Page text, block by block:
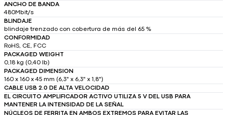
ANCHO DE BANDA
480Mbit/s
BLINDAJE
blindaje trenzado con cobertura de más del 65 %
CONFORMIDAD
RoHS, CE, FCC
PACKAGED WEIGHT
0,18 kg (0,40 lb)
PACKAGED DIMENSION
160 x 160 x 45 mm (6,3" x 6,3" x 1,8")
CABLE USB 2.0 DE ALTA VELOCIDAD
EL CIRCUITO AMPLIFICADOR ACTIVO UTILIZA 5 V DEL USB PARA
MANTENER LA INTENSIDAD DE LA SEÑAL
NÚCLEOS DE FERRITA EN AMBOS EXTREMOS PARA EVITAR LAS